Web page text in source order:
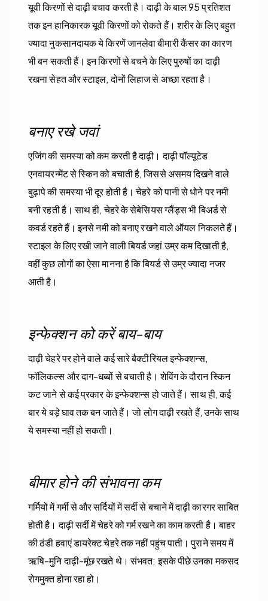
यूवी किरणों से दाढ़ी बचाव करती है। दाढ़ी के बाल 95 प्रतिशत
तक इन हानिकारक यूवी किरणों को रोकते हैं। शरीर के लिए बहुत
ज्यादा नुकसानदायक ये किरणें जानलेवा बीमारी कैंसर का कारण
भी बन सकती हैं। इन किरणों से बचने के लिए पुरुषों का दाढ़ी
रखना सेहत और स्टाइल, दोनों लिहाज से अच्छा रहता है।
बनाए रखे जवां
एजिंग की समस्या को कम करती है दाढ़ी। दाढ़ी पॉल्यूटेड
एनवायरन्मेंट से स्किन को बचाती है, जिससे असमय दिखने वाले
बुढ़ापे की समस्या भी दूर होती है। चेहरे को पानी से धोने पर नमी
बनी रहती है। साथ ही, चेहरे के सेबेसियस ग्लैंड्स भी बिअर्ड से
कवर्ड रहते हैं। इनसे नमी को बनाए रखने वाले ऑयल निकलते हैं।
स्टाइल के लिए रखी जाने वाली बियर्ड जहां उम्र कम दिखाती है,
वहीं कुछ लोगों का ऐसा मानना है कि बियर्ड से उम्र ज्यादा नजर
आती है।
इन्फेक्शन को करें बाय-बाय
दाढ़ी चेहरे पर होने वाले कई सारे बैक्टीरियल इन्फेक्शन्स,
फॉलिकल्स और दाग-धब्बों से बचाती है। शेविंग के दौरान स्किन
कट जाने से कई प्रकार के इन्फेक्शन्स हो जाते हैं। साथ ही, कई
बार ये बड़े घाव तक बन जाते हैं। जो लोग दाढ़ी रखते हैं, उनके साथ
ये समस्या नहीं हो सकती।
बीमार होने की संभावना कम
गर्मियों में गर्मी से और सर्दियों में सर्दी से बचाने में दाढ़ी कारगर साबित
होती है। दाढ़ी सर्दी में चेहरे को गर्म रखने का काम करती है। बाहर
की ठंडी हवाएं डायरेक्ट चेहरे तक नहीं पहुंच पाती। पुराने समय में
ऋषि-मुनि दाढ़ी-मूंछ रखते थे। संभवत: इसके पीछे उनका मकसद
रोगमुक्त होना रहा हो।